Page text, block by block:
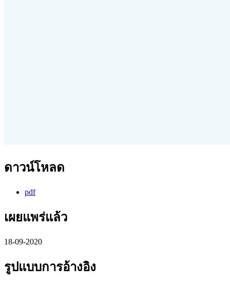
ดาวน์โหลด
pdf
เผยแพร่แล้ว
18-09-2020
รูปแบบการอ้างอิง